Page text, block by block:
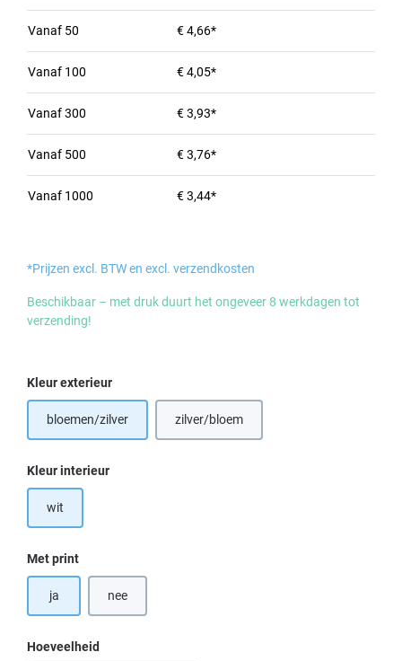
Vanaf 50 € 4,66*
Vanaf 100 € 4,05*
Vanaf300 € 3,93*
Vanaf 500 € 3,76*
Vanaf 1000 € 3,44*
*Prijzen excl. BTW en excl. verzendkosten
Beschikbaar – met druk duurt het ongeveer 8 werkdagen tot
verzending!
Selecteer
Kleur exterieur
bloemen/zilver zilver/bloem
Selecteer
Kleur interieur
wit
Selecteer
Met print
ja nee
Hoeveelheid